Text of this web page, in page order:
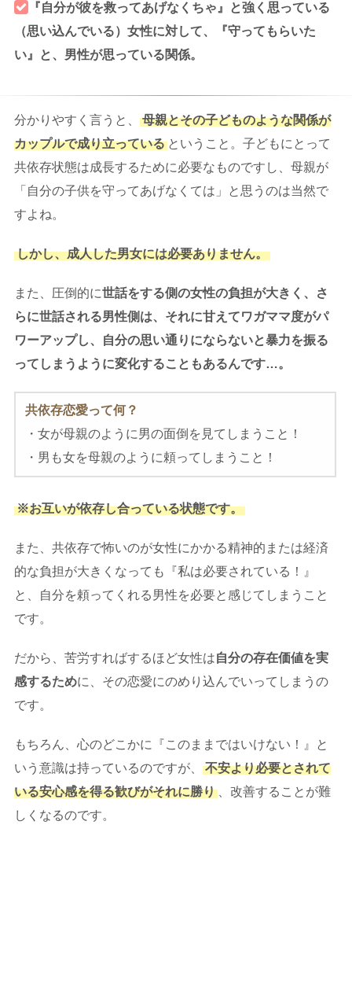
『自分が彼を救ってあげなくちゃ』と強く思っている
（思い込んでいる）女性に対して、『守ってもらいた
い』と、男性が思っている関係。
分かりやすく言うと、
母親とその子どものような関係が
カップルで成り立っている ということ。子どもにとって
共依存状態は成長するために必要なものですし、母親が
「自分の子供を守ってあげなくては」と思うのは当然で
すよね。
しかし、成人した男女には必要ありません。
また、圧倒的に世話をする側の女性の負担が大きく、さ
らに世話される男性側は、それに甘えてワガママ度がパ
ワーアップし、自分の思い通りにならないと暴力を振る
ってしまうように変化することもあるんです…。
共依存恋愛って何？
・女が母親のように男の面倒を見てしまうこと！
・男も女を母親のように頼ってしまうこと！
※お互いが依存し合っている状態です。
また、共依存で怖いのが女性にかかる精神的または経済
的な負担が大きくなっても『私は必要されている！』
と、自分を頼ってくれる男性を必要と感じてしまうこと
です。
だから、苦労すればするほど女性は自分の存在価値を実
感するために、その恋愛にのめり込んでいってしまうの
です。
もちろん、心のどこかに『このままではいけない！』と
いう意識は持っているのですが、
不安より必要とされて
いる安心感を得る歓びがそれに勝り
、改善することが難
しくなるのです。